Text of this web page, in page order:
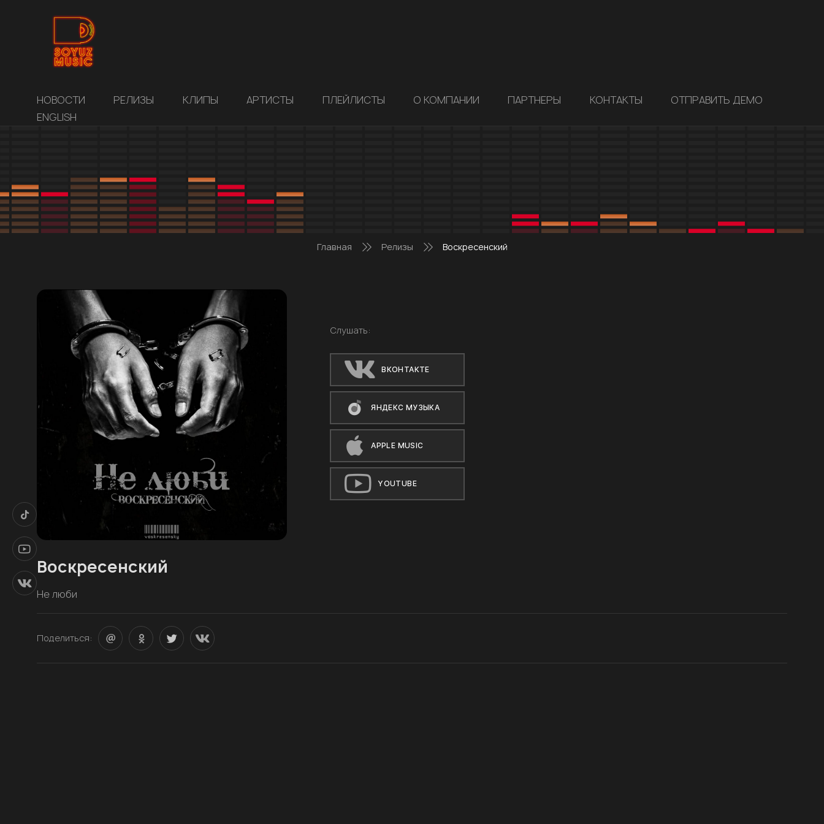
НОВОСТИ РЕЛИЗЫ КЛИПЫ АРТИСТЫ ПЛЕЙЛИСТЫ О КОМПАНИИ ПАРТНЕРЫ КОНТАКТЫ
ОТПРАВИТЬ ДЕМО
ENGLISH
Главная Релизы Воскресенский
Слушать:
ВКОНТАКТЕ
ЯНДЕКС МУЗЫКА
APPLE MUSIC
YOUTUBE
Воскресенский
Не люби
Поделиться: